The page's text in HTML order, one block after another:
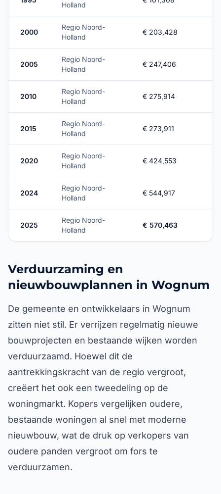
Holland
2000
Regio Noord-
Holland
€ 203,428
2005
Regio Noord-
Holland
€ 247,406
2010
Regio Noord-
Holland
€ 275,914
2015
Regio Noord-
Holland
€ 273,911
2020
Regio Noord-
Holland
€ 424,553
2024
Regio Noord-
Holland
€ 544,917
2025
Regio Noord-
Holland
€ 570,463
Verduurzaming en
nieuwbouwplannen in Wognum
De gemeente en ontwikkelaars in Wognum
zitten niet stil. Er verrijzen regelmatig nieuwe
bouwprojecten en bestaande wijken worden
verduurzaamd. Hoewel dit de
aantrekkingskracht van de regio vergroot,
creëert het ook een tweedeling op de
woningmarkt. Kopers vergelijken oudere,
bestaande woningen al snel met moderne
nieuwbouw, wat de druk op verkopers van
oudere panden vergroot om fors te
verduurzamen.